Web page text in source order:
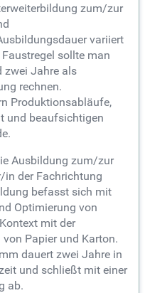
zum/zur
variiert
sollte man
zwei Jahre als
rechnen.
Produktionsabläufe,
und beaufsichtigen
Ausbildung zum/zur
in der Fachrichtung
befasst sich mit
Optimierung von
mit der
Papier und Karton.
dauert zwei Jahre in
und schließt mit einer
ab.